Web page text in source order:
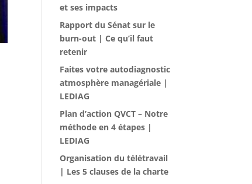
et ses impacts
Rapport du Sénat sur le
burn-out | Ce qu’il faut
retenir
Faites votre autodiagnostic
atmosphère managériale |
LEDIAG
Plan d’action QVCT – Notre
méthode en 4 étapes |
LEDIAG
Organisation du télétravail
| Les 5 clauses de la charte